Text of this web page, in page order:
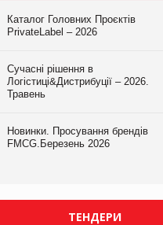
Каталог Головних Проєктів
PrivateLabel – 2026
Сучасні рішення в
Логістиці&Дистрибуції – 2026.
Травень
Новинки. Просування брендів
FMCG.Березень 2026
ТЕНДЕРИ